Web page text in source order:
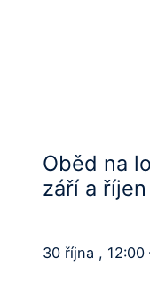
Oběd na
září a
30 října , 12:00